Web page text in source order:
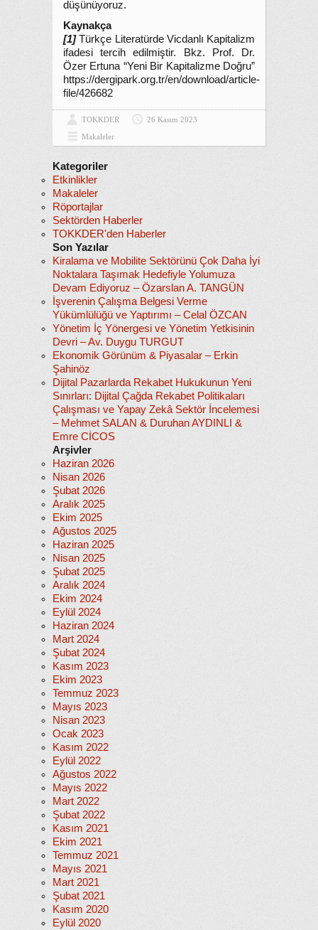
düşünüyoruz.
Kaynakça
[1]Türkçe Literatürde Vicdanlı Kapitalizm
ifadesi tercih edilmiştir. Bkz. Prof. Dr.
Özer Ertuna “Yeni Bir Kapitalizme Doğru”
https://dergipark.org.tr/en/download/article-
file/426682
TOKKDER
26 Kasım 2023
Makaleler
Kategoriler
Etkinlikler
Makaleler
Röportajlar
Sektörden Haberler
TOKKDER'den Haberler
Son Yazılar
Kiralama ve Mobilite Sektörünü Çok Daha İyi
Noktalara Taşımak Hedefiyle Yolumuza
Devam Ediyoruz – Özarslan A. TANGÜN
İşverenin Çalışma Belgesi Verme
Yükümlülüğü ve Yaptırımı – Celal ÖZCAN
Yönetim İç Yönergesi ve Yönetim Yetkisinin
Devri – Av. Duygu TURGUT
Ekonomik Görünüm & Piyasalar – Erkin
Şahinöz
Dijital Pazarlarda Rekabet Hukukunun Yeni
Sınırları: Dijital Çağda Rekabet Politikaları
Çalışması ve Yapay Zekâ Sektör İncelemesi
– Mehmet SALAN & Duruhan AYDINLI &
Emre CİCOS
Arşivler
Haziran 2026
Nisan 2026
Şubat 2026
Aralık 2025
Ekim 2025
Ağustos 2025
Haziran 2025
Nisan 2025
Şubat 2025
Aralık 2024
Ekim 2024
Eylül 2024
Haziran 2024
Mart 2024
Şubat 2024
Kasım 2023
Ekim 2023
Temmuz 2023
Mayıs 2023
Nisan 2023
Ocak 2023
Kasım 2022
Eylül 2022
Ağustos 2022
Mayıs 2022
Mart 2022
Şubat 2022
Kasım 2021
Ekim 2021
Temmuz 2021
Mayıs 2021
Mart 2021
Şubat 2021
Kasım 2020
Eylül 2020